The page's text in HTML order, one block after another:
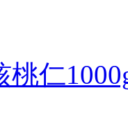
桃仁